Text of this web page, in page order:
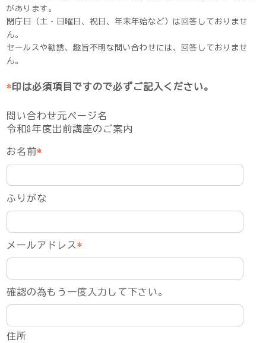
があります。
閉庁日（土・日曜日、祝日、年末年始など）は回答しておりませ
ん。
セールスや勧誘、趣旨不明な問い合わせには、回答しておりませ
ん。
*印は必須項目ですので必ずご記入ください。
問い合わせ元ページ名
令和8年度出前講座のご案内
お名前*
ふりがな
メールアドレス*
確認の為もう一度入力して下さい。
住所